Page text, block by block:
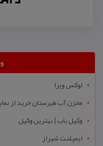
لوکس ویزا
مخزن آب طبرستان خرید از
وکیل یاب | بهترین وکیل
ایمپلنت شیراز